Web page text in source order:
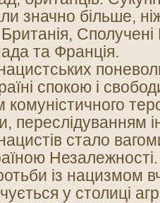
значно більше,
Британія,
та Франція.
спокою і
комуністичного
переслідуванням
стало
Незалежності.
із нацизмом
у столиці